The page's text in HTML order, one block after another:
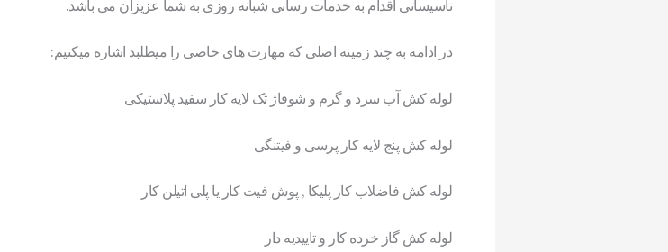
تاسیساتی اقدام به خدمات رسانی شبانه روزی به شما عزیزان می باشد.
در ادامه به چند زمینه اصلی که مهارت های خاصی را میطلبد اشاره میکنیم:
لوله کش آب سرد و گرم و شوفاژ تک لایه کار سفید پلاستیکی
لوله کش پنج لایه کار پرسی و فیتنگی
لوله کش فاضلاب کار پلیکا , پوش فیت کار یا پلی اتیلن کار
لوله کش گاز خرده کار و تاییدیه دار